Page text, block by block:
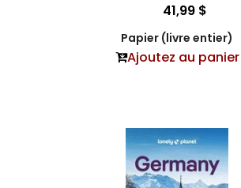
41,99 $
Papier (livre entier)
Ajoutez au panier